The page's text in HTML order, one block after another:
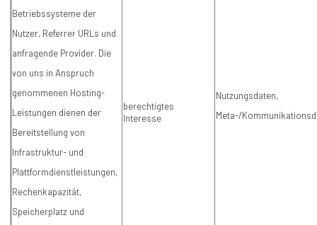
Betriebssysteme der
Nutzer, Referrer URLs und
anfragende Provider. Die
von uns in Anspruch
genommenen Hosting-
Leistungen dienen der
Bereitstellung von
Infrastruktur- und
Plattformdienstleistungen,
Rechenkapazität,
Speicherplatz und
berechtigtes
Interesse
Nutzungsdaten,
Meta-/